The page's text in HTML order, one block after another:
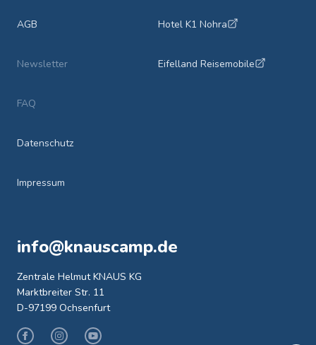
AGB
Newsletter
FAQ
Datenschutz
Impressum
Hotel K1 Nohra
Eifelland Reisemobile
info@knauscamp.de
Zentrale Helmut KNAUS KG
Marktbreiter Str. 11
D-97199 Ochsenfurt
FacebookInstagramYoutube